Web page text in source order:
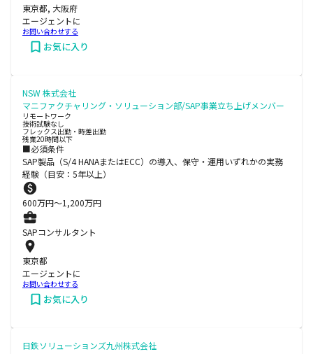
東京都, 大阪府
エージェントに
お問い合わせする
お気に入り
NSW 株式会社
マニファクチャリング・ソリューション部/SAP事業立ち上げメンバー
リモートワーク
技術試験なし
フレックス出勤・時差出勤
残業20時間以下
■必須条件
SAP製品（S/4 HANAまたはECC）の導入、保守・運用いずれかの実務
経験（目安：5年以上）
600万円〜1,200万円
SAPコンサルタント
東京都
エージェントに
お問い合わせする
お気に入り
日鉄ソリューションズ九州株式会社